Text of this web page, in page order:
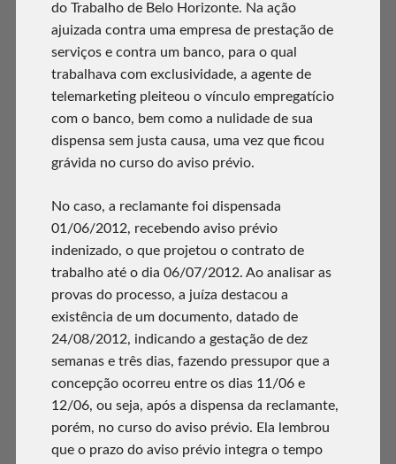
do Trabalho de Belo Horizonte. Na ação
ajuizada contra uma empresa de prestação de
serviços e contra um banco, para o qual
trabalhava com exclusividade, a agente de
telemarketing pleiteou o vínculo empregatício
com o banco, bem como a nulidade de sua
dispensa sem justa causa, uma vez que ficou
grávida no curso do aviso prévio.
No caso, a reclamante foi dispensada
01/06/2012, recebendo aviso prévio
indenizado, o que projetou o contrato de
trabalho até o dia 06/07/2012. Ao analisar as
provas do processo, a juíza destacou a
existência de um documento, datado de
24/08/2012, indicando a gestação de dez
semanas e três dias, fazendo pressupor que a
concepção ocorreu entre os dias 11/06 e
12/06, ou seja, após a dispensa da reclamante,
porém, no curso do aviso prévio. Ela lembrou
que o prazo do aviso prévio integra o tempo